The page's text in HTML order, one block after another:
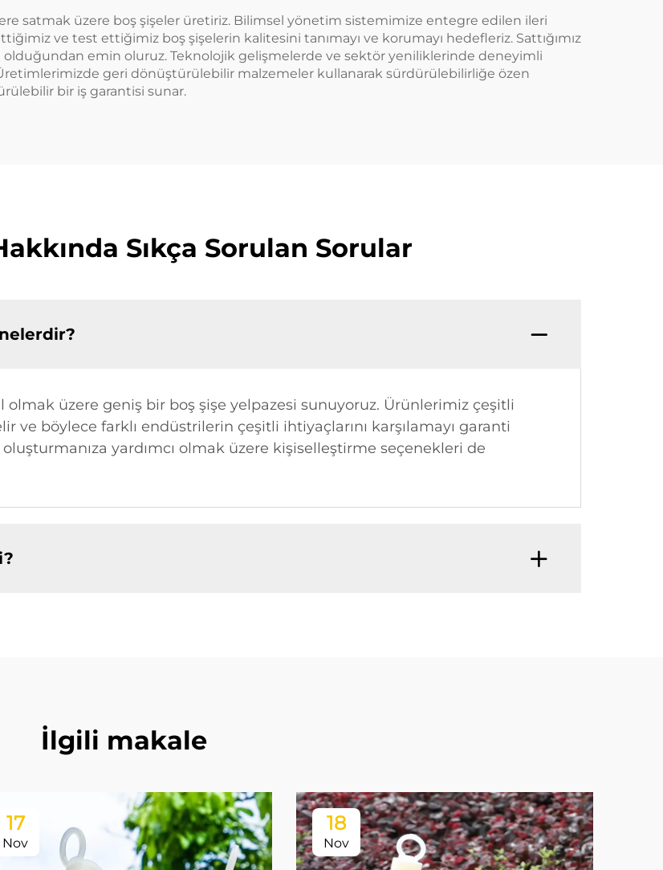
satmak üzere boş şişeler üretiriz. Bilimsel yönetim sistemimize entegre edilen ileri
ve test ettiğimiz boş şişelerin kalitesini tanımayı ve korumayı hedefleriz. Sattığımız
olduğundan emin oluruz. Teknolojik gelişmelerde ve sektör yeniliklerinde deneyimli
geri dönüştürülebilir malzemeler kullanarak sürdürülebilirliğe özen
bir iş garantisi sunar.
Sıkça Sorulan Sorular
üzere geniş bir boş şişe yelpazesi sunuyoruz. Ürünlerimiz çeşitli
ve böylece farklı endüstrilerin çeşitli ihtiyaçlarını karşılamayı garanti
yardımcı olmak üzere kişiselleştirme seçenekleri de
İlgili makale
17
Nov
18
Nov